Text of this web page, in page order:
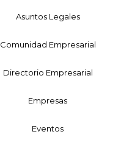
Asuntos Legales
Comunidad Empresarial
Directorio Empresarial
Empresas
Eventos